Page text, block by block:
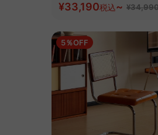
級天然ツゲ材】
¥33,190税込~
5％OFF